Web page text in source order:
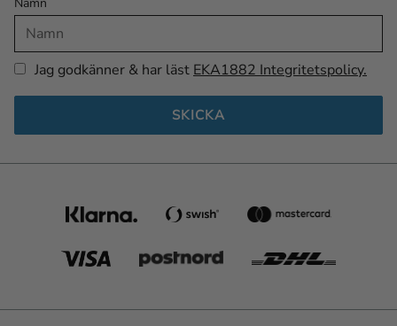
Namn
Jag godkänner & har lästEKA1882 Integritetspolicy.
SKICKA